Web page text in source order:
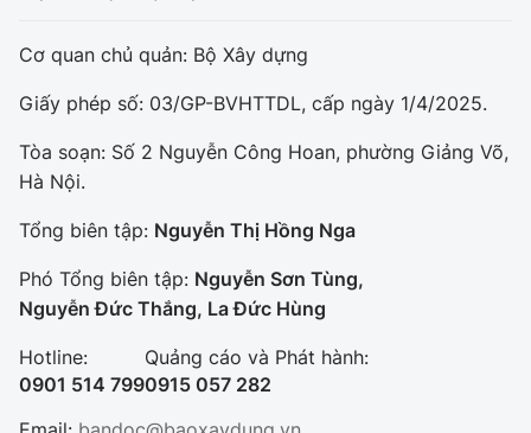
Cơ quan chủ quản: Bộ Xây dựng
Giấy phép số: 03/GP-BVHTTDL, cấp ngày 1/4/2025.
Tòa soạn: Số 2 Nguyễn Công Hoan, phường Giảng Võ,
Hà Nội.
Tổng biên tập: Nguyễn Thị Hồng Nga
Phó Tổng biên tập: Nguyễn Sơn Tùng,
Nguyễn Đức Thắng, La Đức Hùng
Hotline:
0901 514 799
Quảng cáo và Phát hành:
0915 057 282